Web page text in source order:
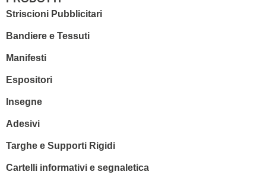
Striscioni Pubblicitari
Bandiere e Tessuti
Manifesti
Espositori
Insegne
Adesivi
Targhe e Supporti Rigidi
Cartelli informativi e segnaletica